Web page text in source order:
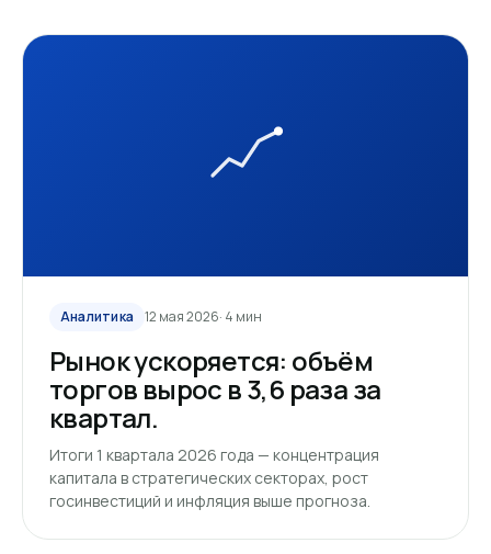
Аналитика 12 мая 2026· 4 мин
Рынок ускоряется: объём
торгов вырос в 3,6 раза за
квартал.
Итоги 1 квартала 2026 года — концентрация
капитала в стратегических секторах, рост
госинвестиций и инфляция выше прогноза.